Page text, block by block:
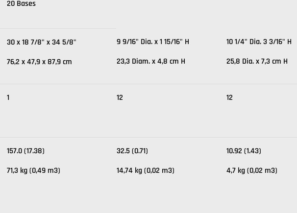
20 Bases
30 x 18 7/8" x 34 5/8"
76,2 x 47,9 x 87,9 cm
9 9/16" Dia. x 1 15/16" H
23,3 Diam. x 4,8 cm H
10 1/4" Dia. 3 3/16" H
25,8 Dia. x 7,3 cm H
1 12 12
157.0 (17.38)
71,3 kg (0,49 m3)
32.5 (0.71)
14,74 kg (0,02 m3)
10.92 (1.43)
4,7 kg (0,02 m3)